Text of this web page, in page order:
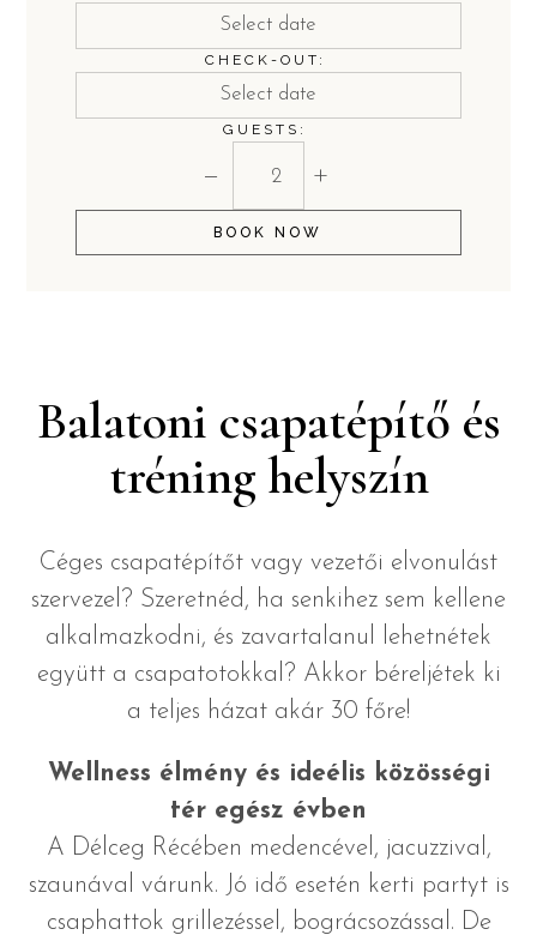
CHECK-OUT:
GUESTS:
− +
BOOK NOW
Balatoni csapatépítő és
tréning helyszín
Céges csapatépítőt vagy vezetői elvonulást
szervezel? Szeretnéd, ha senkihez sem kellene
alkalmazkodni, és zavartalanul lehetnétek
együtt a csapatotokkal? Akkor béreljétek ki
a teljes házat akár 30 főre!
Wellness élmény és ideélis közösségi
tér egész évben
A Délceg Récében medencével, jacuzzival,
szaunával várunk. Jó idő esetén kerti partyt is
csaphattok grillezéssel, bográcsozással. De